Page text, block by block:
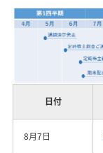
日付
8月7日